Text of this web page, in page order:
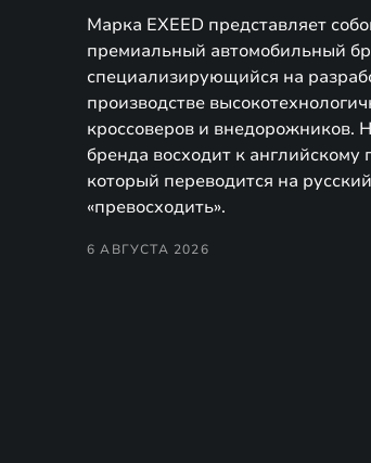
Марка EXEED представляет
премиальный автомобильный
специализирующийся на
производстве
кроссоверoв и внедорожников.
бренда восходит к английскому
который переводится на
«превосходить».
6 АВГУСТА 2026